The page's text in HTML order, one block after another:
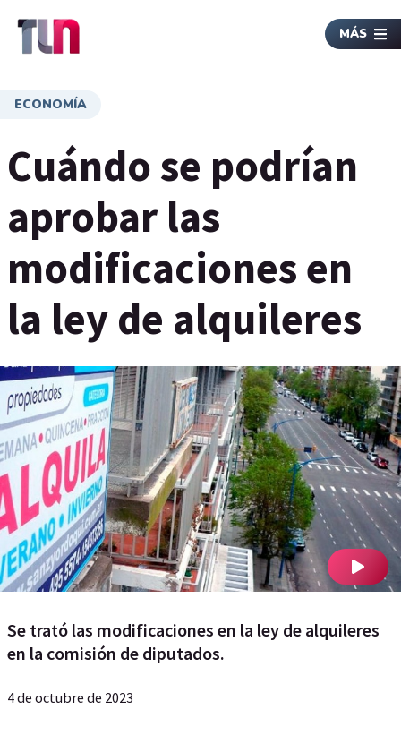
MÁS
ECONOMÍA
Cuándo se podrían
aprobar las
modificaciones en
la ley de alquileres
Se trató las modificaciones en la ley de alquileres
en la comisión de diputados.
4 de octubre de 2023